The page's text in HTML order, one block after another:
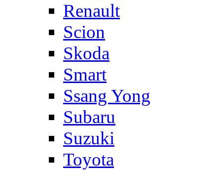
Renault
Scion
Skoda
Smart
Ssang Yong
Subaru
Suzuki
Toyota